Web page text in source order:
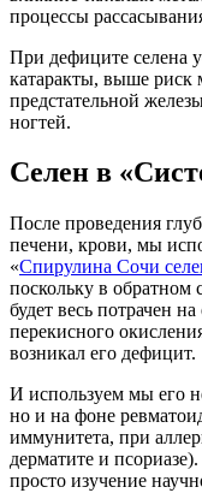
процессы
При дефиците селена
катаракты, выше риск
предстательной
ногтей.
Селен в
После проведения
печени, крови, мы
«Спирулина Сочи
поскольку в обратном
будет весь потрачен
перекисного
возникал его дефицит.
И используем мы его
но и на фоне
иммунитета, при
дерматите и
просто изучение